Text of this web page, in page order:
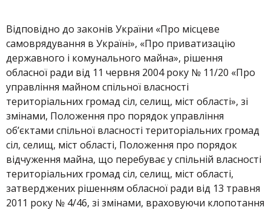
Відповідно до законів України «Про місцеве
самоврядування в Україні», «Про приватизацію
державного і комунального майна», рішення
обласної ради від 11 червня 2004 року № 11/20 «Про
управління майном спільної власності
територіальних громад сіл, селищ, міст області», зі
змінами, Положення про порядок управління
об’єктами спільної власності територіальних громад
сіл, селищ, міст області, Положення про порядок
відчуження майна, що перебуває у спільній власності
територіальних громад сіл, селищ, міст області,
затверджених рішенням обласної ради від 13 травня
2011 року № 4/46, зі змінами, враховуючи клопотання